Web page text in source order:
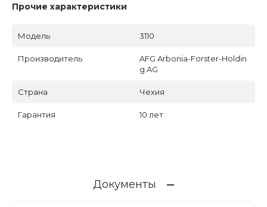
Прочие характеристики
Модель 3110
Производитель
AFG Arbonia-Forster-Holdin
g AG
Страна Чехия
Гарантия 10 лет
Документы